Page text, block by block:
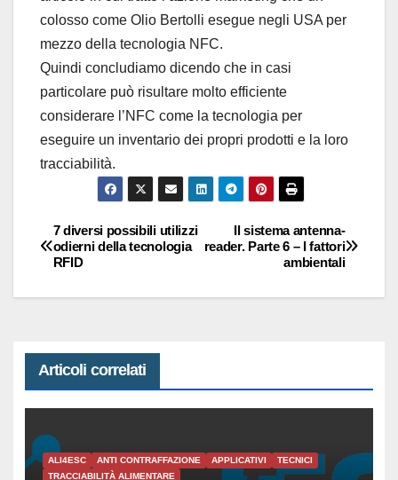
colosso come Olio Bertolli esegue negli USA per
mezzo della tecnologia NFC.
Quindi concludiamo dicendo che in casi
particolare può risultare molto efficiente
considerare l’NFC come la tecnologia per
eseguire un inventario dei propri prodotti e la loro
tracciabilità.
Navigazione
articoli
Il sistema antenna-
reader. Parte 6 – I fattori
ambientali
7 diversi possibili utilizzi
odierni della tecnologia
RFID
Articoli correlati
ALI4ESC ANTI CONTRAFFAZIONE APPLICATIVI
TECNICI
TRACCIABILITÀ ALIMENTARE